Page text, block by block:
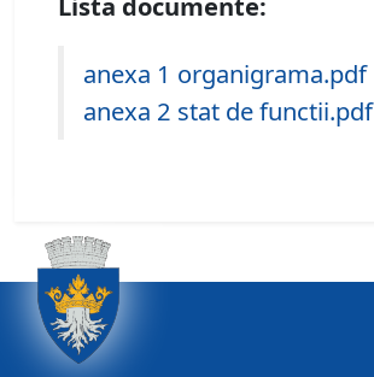
anexa 1 organigrama.pdf
anexa 2 stat de functii.pdf